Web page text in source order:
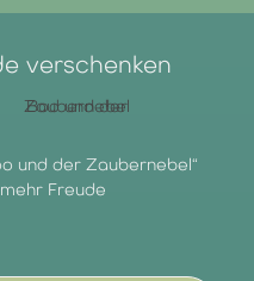
verschenken
und der Zaubernebel“
Freude